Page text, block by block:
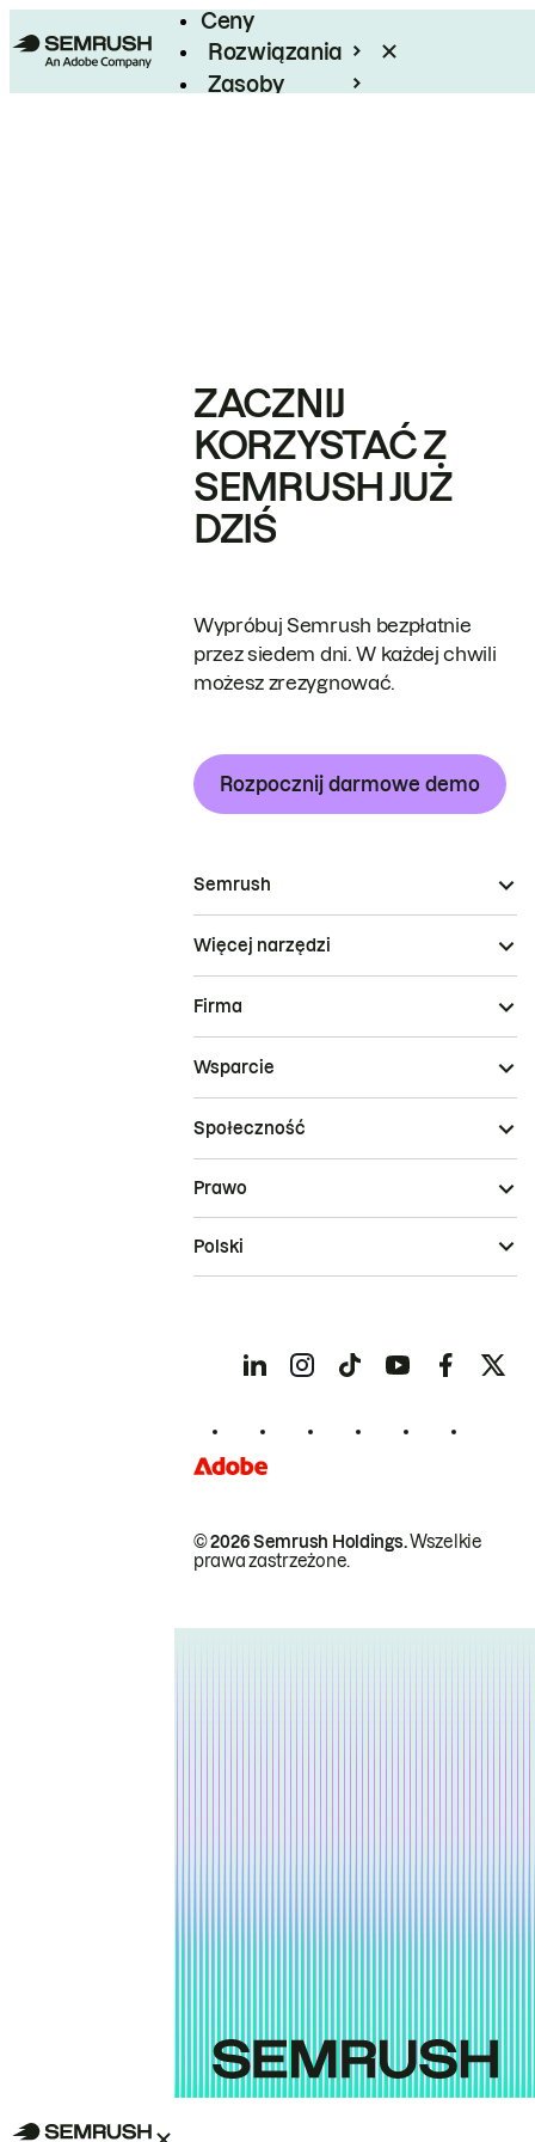
Ceny
Rozwiązania
Zasoby
ZACZNIJ
KORZYSTAĆ Z
SEMRUSH JUŻ
DZIŚ
Wypróbuj Semrush bezpłatnie
przez siedem dni. W każdej chwili
możesz zrezygnować.
Rozpocznij darmowe demo
Semrush
Więcej narzędzi
Firma
Wsparcie
Społeczność
© 2026 Semrush Holdings.Wszelkie
prawa zastrzeżone.
Prawo
Polski